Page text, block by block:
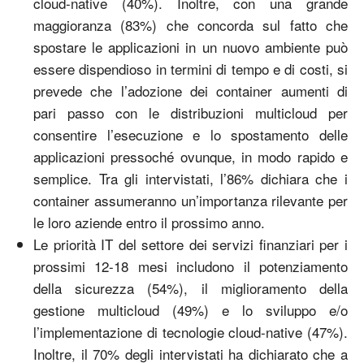
maggioranza (83%) che concorda sul fatto che
spostare le applicazioni in un nuovo ambiente può
essere dispendioso in termini di tempo e di costi, si
prevede che l’adozione dei container aumenti di
pari passo con le distribuzioni multicloud per
consentire l’esecuzione e lo spostamento delle
applicazioni pressoché ovunque, in modo rapido e
semplice. Tra gli intervistati, l’86% dichiara che i
container assumeranno un’importanza rilevante per
le loro aziende entro il prossimo anno.
Le priorità IT del settore dei servizi finanziari per i
prossimi 12-18 mesi includono il potenziamento
della sicurezza (54%), il miglioramento della
gestione multicloud (49%) e lo sviluppo e/o
l’implementazione di tecnologie cloud-native (47%).
Inoltre, il 70% degli intervistati ha dichiarato che a